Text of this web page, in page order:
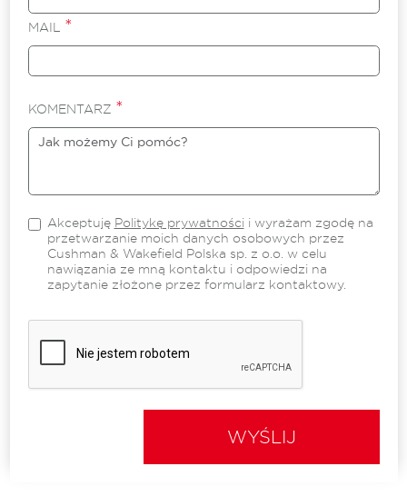
MAIL *
KOMENTARZ *
Akceptuję Politykę prywatnościi wyrażam zgodę na
przetwarzanie moich danych osobowych przez
Cushman & Wakefield Polska sp. z o.o. w celu
nawiązania ze mną kontaktu i odpowiedzi na
zapytanie złożone przez formularz kontaktowy.
WYŚLIJ